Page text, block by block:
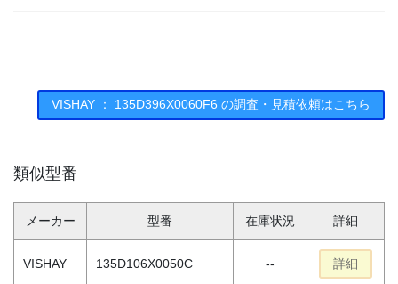
VISHAY ： 135D396X0060F6 の調査・見積依頼はこちら
類似型番
メーカー 型番 在庫状況 詳細
VISHAY 135D106X0050C -- 詳細